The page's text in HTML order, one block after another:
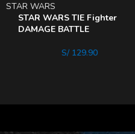
STAR WARS TIE Fighter
DAMAGE BATTLE
STAR WARS
S/129.90